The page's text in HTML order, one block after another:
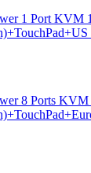
1 Port KVM
8 Ports